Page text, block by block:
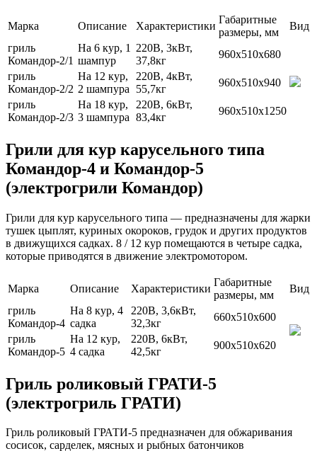
Марка Описание Характеристики
Габаритные
размеры, мм
Вид
гриль
Командор-2/1
На 6 кур, 1
шампур
220В, 3кВт,
37,8кг
960х510х680
гриль
Командор-2/2
На 12 кур,
2 шампура
220В, 4кВт,
55,7кг
960х510х940
гриль
Командор-2/3
На 18 кур,
3 шампура
220В, 6кВт,
83,4кг
960х510х1250
Грили для кур карусельного типа
Командор-4 и Командор-5
(электрогрили Командор)
Грили для кур карусельного типа — предназначены для жарки
тушек цыплят, куриных окороков, грудок и других продуктов
в движущихся садках. 8 / 12 кур помещаются в четыре садка,
которые приводятся в движение электромотором.
Марка Описание Характеристики
Габаритные
размеры, мм
Вид
гриль
Командор-4
На 8 кур, 4
садка
220В, 3,6кВт,
32,3кг
660х510х600
гриль
Командор-5
На 12 кур,
4 садка
220В, 6кВт,
42,5кг
900х510х620
Гриль роликовый ГРАТИ-5
(электрогриль ГРАТИ)
Гриль роликовый ГРАТИ-5 предназначен для обжаривания
сосисок, сарделек, мясных и рыбных батончиков